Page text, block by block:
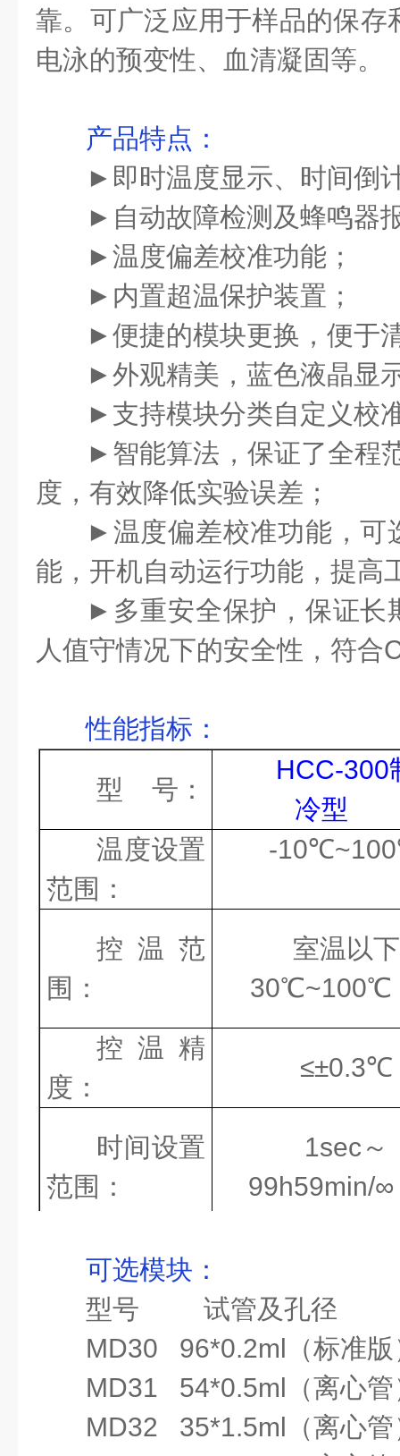
靠。可广泛应用于样品的保存
电泳的预变性、血清凝固等。
产品特点 ：
► 即时温度显示、时间倒
► 自动故障检测及蜂鸣器
►温度偏差校准功能；
► 内置超温保护装置；
►便捷的模块更换，便于
►外观精美，蓝色液晶显
► 支持模块分类自定义校
► 智能算法，保证了全程
度，有效降低实验误差；
► 温度偏差校准功能，可
能，开机自动运行功能，提高
► 多重安全保护，保证长
人值守情况下的安全性，符合
性能指标 ：
型 号 ：
HCC-300
冷型
温度设置
范围 ：
-10℃~100
控温范
围 ：
室温以下
30℃~100℃
控温精
度 ：
≤±0.3℃
时间设置
范围 ：
1sec ～
99h59min/∞
均匀性：
显示精
：
0.1℃
温度稳定
：
±0.3℃
可选模块 ：
型号
试管及孔径
MD30
96*0.2ml （标准
MD31
54*0.5ml （离心
MD32
35*1.5ml （离心